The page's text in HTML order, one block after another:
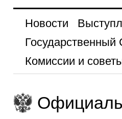
Новости
Государственный
Комиссии и